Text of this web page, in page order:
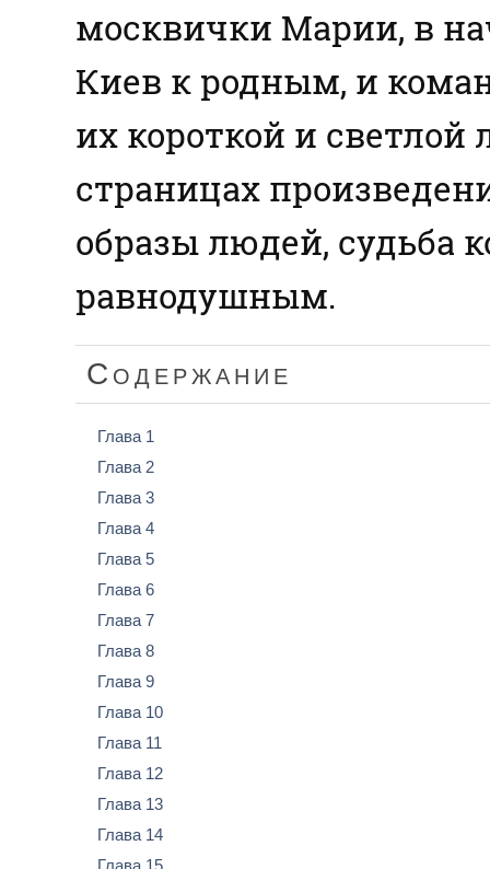
москвички Марии, в
Киев к родным, и
их короткой и
страницах
образы людей, судьба
равнодушным.
Содержание
Глава 1
Глава 2
Глава 3
Глава 4
Глава 5
Глава 6
Глава 7
Глава 8
Глава 9
Глава 10
Глава 11
Глава 12
Глава 13
Глава 14